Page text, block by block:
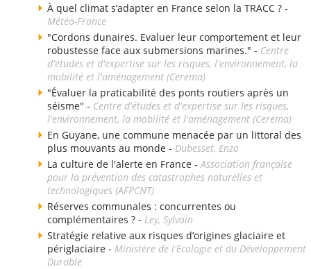
À quel climat s’adapter en France selon la TRACC ? -
Météo-France
"Cordons dunaires. Evaluer leur comportement et leur
robustesse face aux submersions marines." - Centre
d'études et d'expertise sur les risques, l'environnement, la
mobilité et l'aménagement (Cerema)
"Évaluer la praticabilité des ponts routiers après un
séisme" - Centre d'études et d'expertise sur les risques,
l'environnement, la mobilité et l'aménagement (Cerema)
En Guyane, une commune menacée par un littoral des
plus mouvants au monde - Dubesset, Enzo
La culture de l'alerte en France - Association française
pour la prévention des catastrophes naturelles et
technologiques (AFPCNT)
Réserves communales : concurrentes ou
complémentaires ? - Ley, Sylvain
Stratégie relative aux risques d’origines glaciaire et
périglaciaire - Ministère de l'Ecologie et du Développement
Durable